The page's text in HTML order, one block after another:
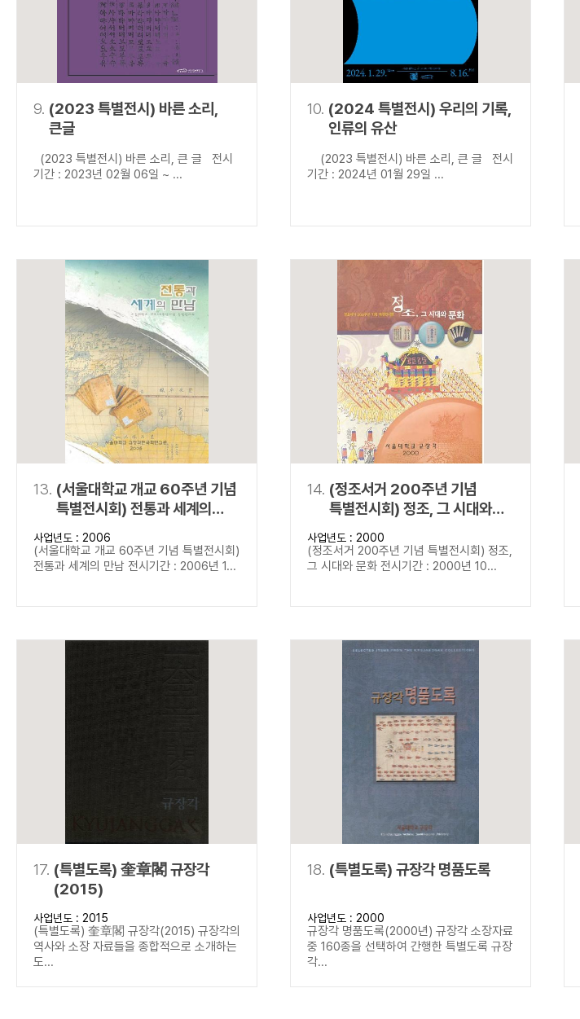
9. (2023 특별전시) 바른 소리,
큰글
(2023 특별전시) 바른 소리, 큰 글 전시
기간 : 2023년 02월 06일 ~ ...
10. (2024 특별전시) 우리의 기록,
인류의 유산
(2023 특별전시) 바른 소리, 큰 글 전시
기간 : 2024년 01월 29일 ...
13. (서울대학교 개교 60주년 기념
특별전시회) 전통과 세계의
만남
사업년도 : 2006
(서울대학교 개교 60주년 기념 특별전시회)
전통과 세계의 만남 전시기간 : 2006년 1...
14. (정조서거 200주년 기념
특별전시회) 정조, 그 시대와
문화
사업년도 : 2000
(정조서거 200주년 기념 특별전시회) 정조,
그 시대와 문화 전시기간 : 2000년 10...
17. (특별도록) 奎章閣 규장각
(2015)
사업년도 : 2015
(특별도록) 奎章閣 규장각(2015) 규장각의
역사와 소장 자료들을 종합적으로 소개하는
도...
18. (특별도록) 규장각 명품도록
사업년도 : 2000
규장각 명품도록(2000년) 규장각 소장자료
중 160종을 선택하여 간행한 특별도록 규장
각...